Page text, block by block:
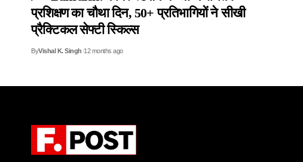
प्रशिक्षण का चौथा दिन, 50+ प्रतिभागियों ने सीखी
प्रैक्टिकल सेफ्टी स्किल्स
ByVishal K. Singh 12 months ago